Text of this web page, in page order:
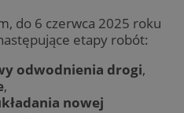
do 6 czerwca 2025 roku
etapy robót:
odwodnienia drogi,
,
nowej